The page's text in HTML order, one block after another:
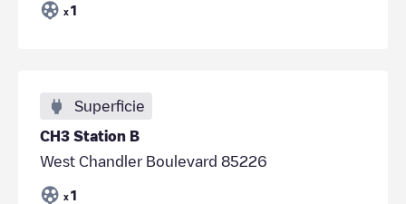
x 1
Superficie
CH3 Station B
West Chandler Boulevard 85226
x 1